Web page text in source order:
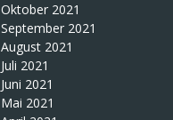
Oktober 2021
September 2021
August 2021
Juli 2021
Juni 2021
Mai 2021